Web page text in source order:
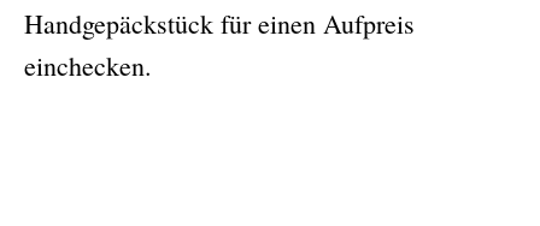
Handgepäckstück für einen Aufpreis
einchecken.